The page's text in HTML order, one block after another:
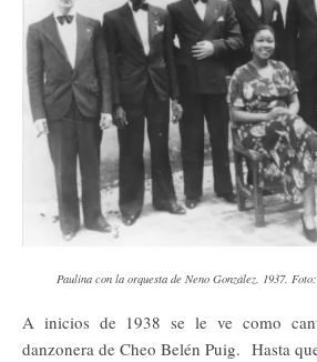
Paulina con la orquesta de Neno González. 1937.
A inicios de 1938 se le ve como
danzonera de Cheo Belén Puig. Hasta